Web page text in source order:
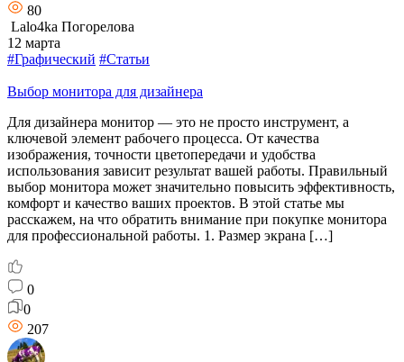
80
Lalo4ka Погорелова
12 марта
#Графический #Статьи
Выбор монитора для дизайнера
Для дизайнера монитор — это не просто инструмент, а
ключевой элемент рабочего процесса. От качества
изображения, точности цветопередачи и удобства
использования зависит результат вашей работы. Правильный
выбор монитора может значительно повысить эффективность,
комфорт и качество ваших проектов. В этой статье мы
расскажем, на что обратить внимание при покупке монитора
для профессиональной работы. 1. Размер экрана […]
0
0
207